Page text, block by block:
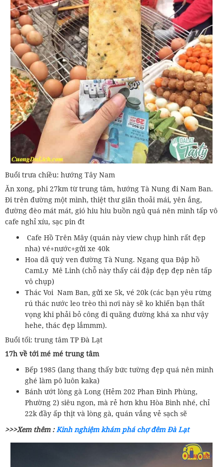
Buổi trưa chiều: hướng Tây Nam
Ăn xong, phi 27km từ trung tâm, hướng Tà Nung đi Nam Ban.
Đi trên đường một mình, thiệt thư giãn thoải mái, yên ắng,
đường đèo mát mát, gió hiu hiu buồn ngủ quá nên mình tấp vô
cafe nghỉ xíu, sạc pin đt
Cafe Hồ Trên Mây (quán này view chụp hình rất đẹp
nha) vé+nước+gửi xe 40k
Hoa dã quỳ ven đường Tà Nung. Ngang qua Đập hồ
CamLy Mê Linh (chỗ này thấy cái đập đẹp đẹp nên tấp
vô chụp)
Thác Voi Nam Ban, gửi xe 5k, vé 20k (các bạn yêu rừng
rú thác nước leo trèo thì nơi này sẽ ko khiến bạn thất
vọng khi phải bỏ công đi quãng đường khá xa như vậy
hehe, thác đẹp lắmmm).
Buổi tối: trung tâm TP Đà Lạt
17h về tới mé mé trung tâm
Bếp 1985 (lang thang thấy bức tường đẹp quá nên mình
ghé làm pô luôn kaka)
Bánh ướt lòng gà Long (Hẻm 202 Phan Đình Phùng,
Phường 2) siêu ngon, mà rẻ hơn khu Hòa Bình nhé, chỉ
22k đầy ấp thịt và lòng gà, quán vắng vẻ sạch sẽ
>>>Xem thêm :Kinh nghiệm khám phá chợ đêm Đà Lạt